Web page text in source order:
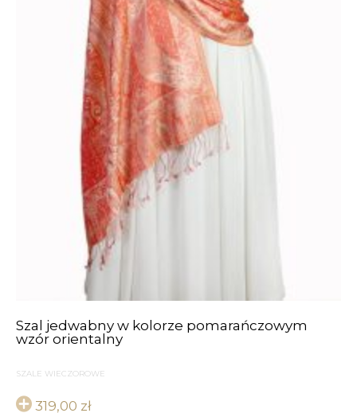
Szal jedwabny w kolorze pomarańczowym
wzór orientalny
SZALE WIECZOROWE
319,00 zł